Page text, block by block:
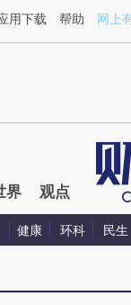
用下载 帮助 网上
界 观点
健康 环科 民生